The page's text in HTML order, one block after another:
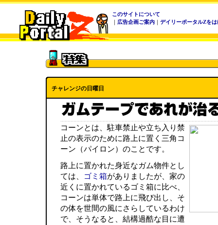
このサイトについて
｜ 広告企画ご案内 ｜ デイリーポータルZを
チャレンジの日曜日
コーンとは、駐車禁止や立ち入り禁
止の表示のために路上に置く三角コ
ーン（パイロン）のことです。
路上に置かれた身近なガム物件とし
ては、
ゴミ箱がありましたが、家の
近くに置かれているゴミ箱に比べ、
コーンは単体で路上に飛び出し、そ
の体を世間の風にさらしているわけ
で、そうなると、結構過酷な目に遭